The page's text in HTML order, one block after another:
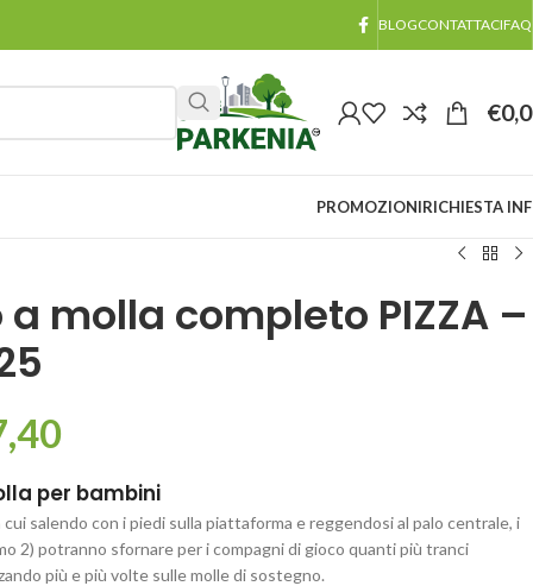
BLOGCONTATTACIFAQ
€
PROMOZIONIRICHIESTA
a molla completo PIZZA –
per bambini
cui salendo con i piedi sulla piattaforma e reggendosi al palo centrale, i
2) potranno sfornare per i compagni di gioco quanti più tranci
più e più volte sulle molle di sostegno.